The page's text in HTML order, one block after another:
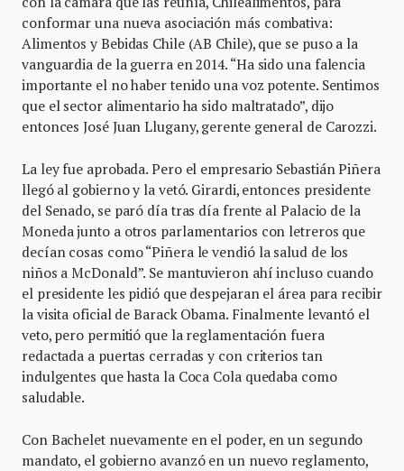
conformar una nueva asociación más combativa:
Alimentos y Bebidas Chile (AB Chile), que se puso a la
vanguardia de la guerra en 2014. “Ha sido una falencia
importante el no haber tenido una voz potente. Sentimos
que el sector alimentario ha sido maltratado”, dijo
entonces José Juan Llugany, gerente general de Carozzi.
La ley fue aprobada. Pero el empresario Sebastián Piñera
llegó al gobierno y la vetó. Girardi, entonces presidente
del Senado, se paró día tras día frente al Palacio de la
Moneda junto a otros parlamentarios con letreros que
decían cosas como “Piñera le vendió la salud de los
niños a McDonald”. Se mantuvieron ahí incluso cuando
el presidente les pidió que despejaran el área para recibir
la visita oficial de Barack Obama. Finalmente levantó el
veto, pero permitió que la reglamentación fuera
redactada a puertas cerradas y con criterios tan
indulgentes que hasta la Coca Cola quedaba como
saludable.
Con Bachelet nuevamente en el poder, en un segundo
mandato, el gobierno avanzó en un nuevo reglamento,